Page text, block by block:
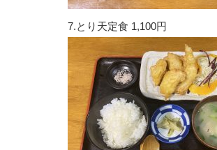
7.とり天定食 1,100円